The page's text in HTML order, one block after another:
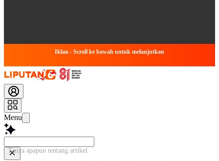
Iklan - Scroll ke bawah untuk melanjutkan
Menu
Tanya apapun tentang artikel ini...